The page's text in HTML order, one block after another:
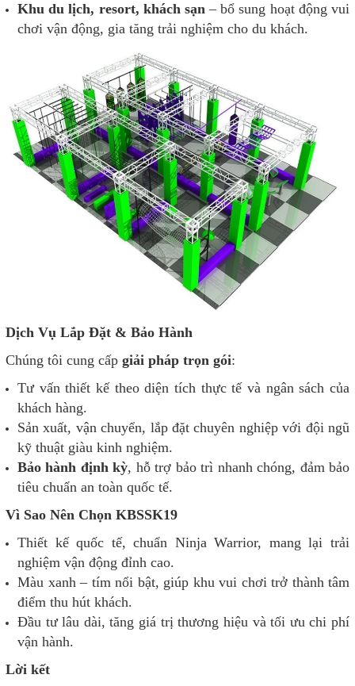
Khu du lịch, resort, khách sạn– bổ sung hoạt động vui
chơi vận động, gia tăng trải nghiệm cho du khách.
Dịch Vụ Lắp Đặt & Bảo Hành
Chúng tôi cung cấp giải pháp trọn gói:
Tư vấn thiết kế theo diện tích thực tế và ngân sách của
khách hàng.
Sản xuất, vận chuyển, lắp đặt chuyên nghiệp với đội ngũ
kỹ thuật giàu kinh nghiệm.
Bảo hành định kỳ, hỗ trợ bảo trì nhanh chóng, đảm bảo
tiêu chuẩn an toàn quốc tế.
Vì Sao Nên Chọn KBSSK19
Thiết kế quốc tế, chuẩn Ninja Warrior, mang lại trải
nghiệm vận động đỉnh cao.
Màu xanh – tím nổi bật, giúp khu vui chơi trở thành tâm
điểm thu hút khách.
Đầu tư lâu dài, tăng giá trị thương hiệu và tối ưu chi phí
vận hành.
Lời kết